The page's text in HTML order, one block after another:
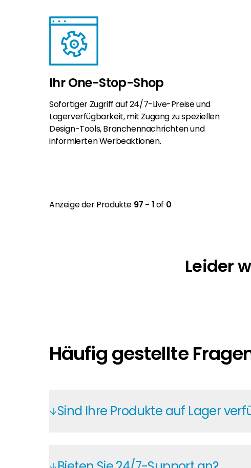
Ihr One-Stop-Shop
Sofortiger Zugriff auf 24/7-Live-Preise und
Lagerverfügbarkeit, mit Zugang zu speziellen
Design-Tools, Branchennachrichten und
informierten Werbeaktionen.
Anzeige der Produkte 97 - 1of 0
Leider
Häufig gestellte
Sind Ihre Produkte auf Lager
Sie Lagerbestand und Lieferprognosen –